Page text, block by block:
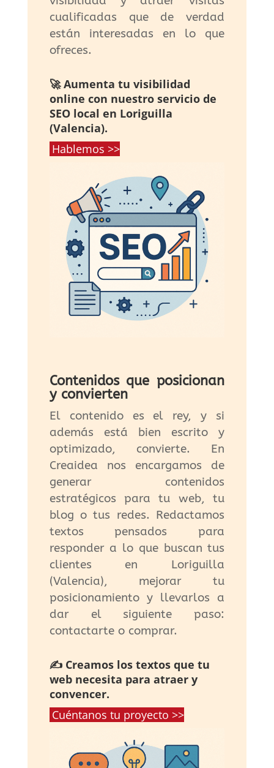
cualificadas que de verdad
están interesadas en lo que
ofreces.
🚀 Aumenta tu visibilidad
online con nuestro servicio de
SEO local en Loriguilla
(Valencia).
Hablemos >>
Contenidos que posicionan
y convierten
El contenido es el rey, y si
además está bien escrito y
optimizado, convierte. En
Creaidea nos encargamos de
generar contenidos
estratégicos para tu web, tu
blog o tus redes. Redactamos
textos pensados para
responder a lo que buscan tus
clientes en Loriguilla
(Valencia), mejorar tu
posicionamiento y llevarlos a
dar el siguiente paso:
contactarte o comprar.
✍️ Creamos los textos que tu
web necesita para atraer y
convencer.
Cuéntanos tu proyecto >>